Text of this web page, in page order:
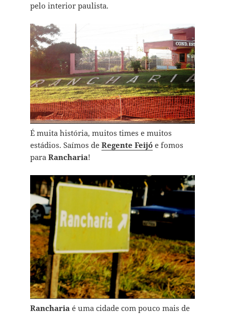
pelo interior paulista.
É muita história, muitos times e muitos
estádios. Saímos de Regente Feijóe fomos
para Rancharia!
Ranchariaé uma cidade com pouco mais de